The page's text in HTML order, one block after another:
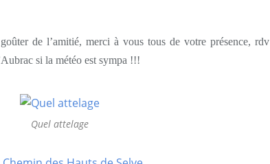
de l’amitié, merci à vous tous de votre présence, rdv
si la météo est sympa !!!
Quel attelage